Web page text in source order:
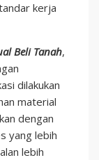
kerja
Beli Tanah,
dilakukan
material
dengan
yang lebih
lebih